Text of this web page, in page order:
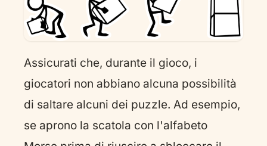
Assicurati che, durante il gioco, i
giocatori non abbiano alcuna possibilità
di saltare alcuni dei puzzle. Ad esempio,
se aprono la scatola con l'alfabeto